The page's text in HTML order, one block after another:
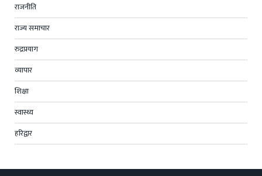
राजनीति
राज्य समाचार
रुद्रप्रयाग
व्यापार
शिक्षा
स्वास्थ्य
हरिद्वार